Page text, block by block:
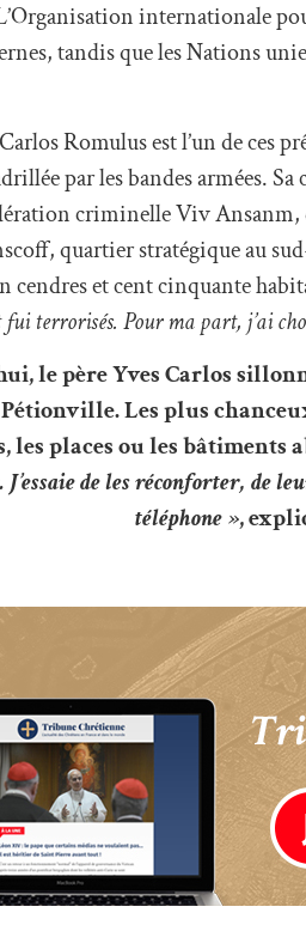
internationale
tandis que les Nations
Romulus est l’un de
par les bandes armées.
criminelle Viv Ansanm,
quartier stratégique au
cendres et cent cinquante
terrorisés. Pour ma part, j’ai
le père Yves Carlos
Les plus
les places ou les bâtiments
J’essaie de les réconforter, de
téléphone »,